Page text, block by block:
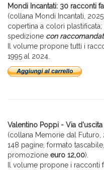
Mondi Incantati: 30 racconti
(collana Mondi Incantati,
copertina a colori
spedizione con
Il volume propone tutti i
1995 al 2024.
Valentino Poppi - Via d'uscita
(collana Memorie dal Futuro,
148 pagine, formato
promozione euro 12,00).
Il volume propone i racconti